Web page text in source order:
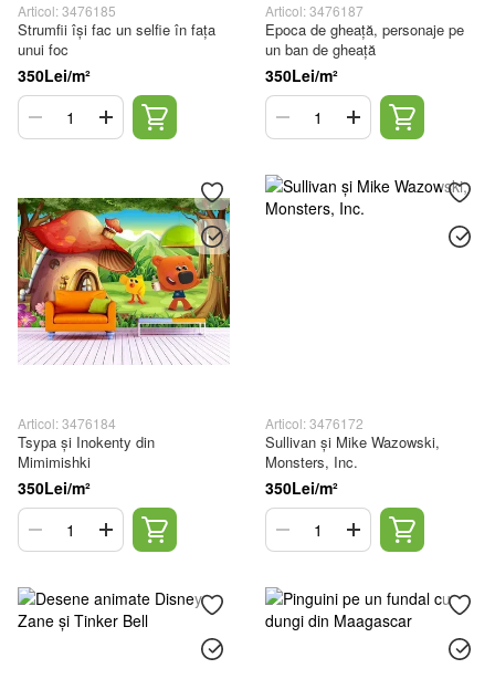
Articol: 3476185
Strumfii își fac un selfie în fața
unui foc
350Lei/m²
Articol: 3476187
Epoca de gheață, personaje pe
un ban de gheață
350Lei/m²
Articol: 3476184
Tsypa și Inokenty din
Mimimishki
350Lei/m²
Articol: 3476172
Sullivan și Mike Wazowski,
Monsters, Inc.
350Lei/m²